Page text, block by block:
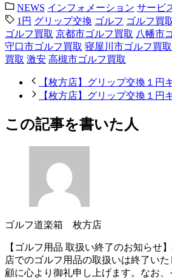
NEWS インフォメーション サービ
1円 グリップ交換 ゴルフ ゴルフ買
ゴルフ買取 京都市ゴルフ買取 八幡市
守口市ゴルフ買取 寝屋川市ゴルフ買取
買取 激安 高槻市ゴルフ買取
【枚方店】グリップ交換１円
【枚方店】グリップ交換１円
この記事を書いた人
ゴルフ道楽箱 枚方店
【ゴルフ用品 取扱い終了のお知らせ
店でのゴルフ用品の取扱いは終了い
顧に心より御礼申し上げます。なお